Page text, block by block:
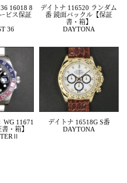
16018 8
ビス保証
36
デイトナ 116520 ランダム
番 鏡面バックル【保証
書・箱】
DAYTONA
11671
・箱】
デイトナ 16518G S番
DAYTONA